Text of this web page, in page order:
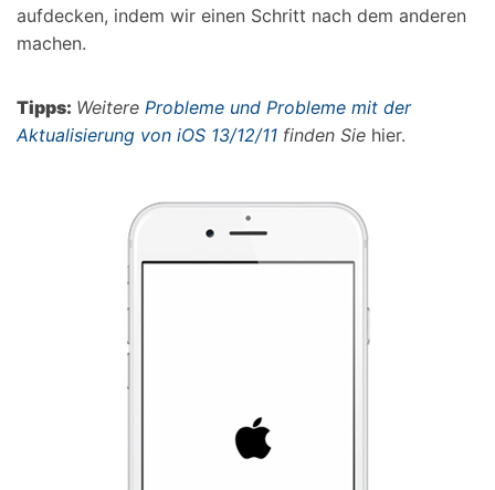
aufdecken, indem wir einen Schritt nach dem anderen
machen.
Tipps: Weitere Probleme und Probleme mit der
Aktualisierung von iOS 13/12/11 finden Sie hier.